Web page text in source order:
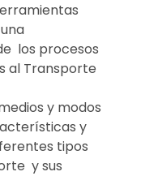
los procesos
al Transporte
y modos
y
tipos
y sus